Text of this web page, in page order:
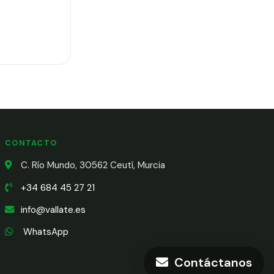
Contáctanos
CONTACTO
C. Río Mundo, 30562 Ceutí, Murcia
+34 684 45 27 21
info@vallate.es
WhatsApp